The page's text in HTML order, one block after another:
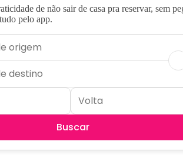
de não sair de casa pra reservar, sem
pelo app.
Buscar